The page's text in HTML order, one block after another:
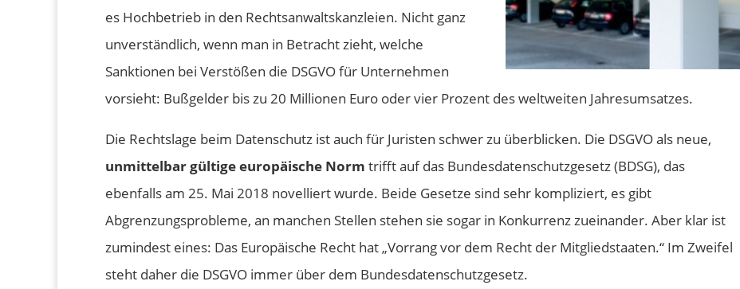
es Hochbetrieb in den Rechtsanwaltskanzleien. Nicht ganz
unverständlich, wenn man in Betracht zieht, welche
Sanktionen bei Verstößen die DSGVO für Unternehmen
vorsieht: Bußgelder bis zu 20 Millionen Euro oder vier Prozent des weltweiten Jahresumsatzes.
Die Rechtslage beim Datenschutz ist auch für Juristen schwer zu überblicken. Die DSGVO als neue,
unmittelbar gültige europäische Norm trifft auf das Bundesdatenschutzgesetz (BDSG), das
ebenfalls am 25. Mai 2018 novelliert wurde. Beide Gesetze sind sehr kompliziert, es gibt
Abgrenzungsprobleme, an manchen Stellen stehen sie sogar in Konkurrenz zueinander. Aber klar ist
zumindest eines: Das Europäische Recht hat „Vorrang vor dem Recht der Mitgliedstaaten.“ Im Zweifel
steht daher die DSGVO immer über dem Bundesdatenschutzgesetz.